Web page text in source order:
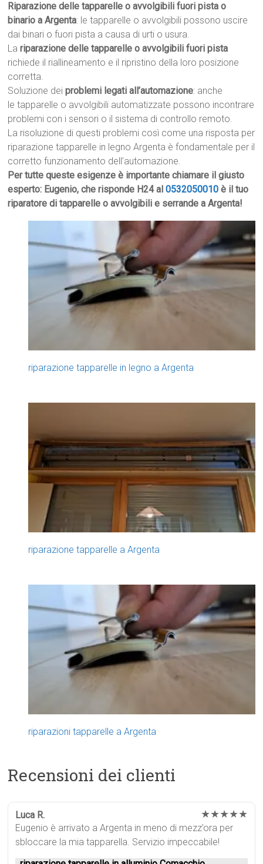
Riparazione delle tapparelle o avvolgibili fuori pista o
binario a Argenta: le tapparelle o avvolgibili possono uscire
dai binari o fuori pista a causa di urti o usura.
Lariparazione delle tapparelle o avvolgibili fuori pista
richiede il riallineamento e il ripristino della loro posizione
corretta.
Soluzione deiproblemi legati all’automazione: anche
le tapparelle o avvolgibili automatizzate possono incontrare
problemi con i sensori o il sistema di controllo remoto.
La risoluzione di questi problemi così come una risposta per
riparazione tapparelle in legno Argenta è fondamentale per il
corretto funzionamento dell’automazione.
Per tutte queste esigenze è importante chiamare il giusto
esperto: Eugenio, che risponde H24 al0532050010 è il tuo
riparatore di tapparelle o avvolgibili e serrande a Argenta!
riparazione tapparelle in legno a Argenta
riparazione tapparelle a Argenta
riparazioni tapparelle a Argenta
Recensioni dei clienti
Luca R. ★★★★★
Eugenio è arrivato a Argenta in meno di mezz’ora per
sbloccare la mia tapparella. Servizio impeccabile!